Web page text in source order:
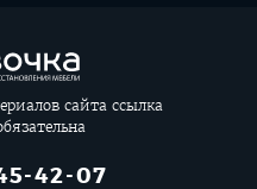
сайта ссылка
42-07